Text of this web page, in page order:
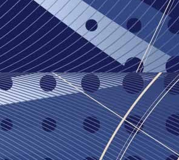
JUL
3
האוטיסטים. אם אתם מסוגלים להסביר מה
בעיה
מהמופעים שהעלה, כי "אני, אני שפוי! אם המדינה
את זה". המציאות של מדינת ישראל היא אבסורדית,
האבסורדי הזה היא טרגדיה. אוטיסטים הם
שהם מסוכנים, כי אם משום שהמרחב שאינו מונגש
בסכנות רבות. לא צריך לשמור עליהם וגם לא
להנגיש עבורם, זה הכל.
JUL
2019. כששוטרים תוקפים אוטיסט, "הקהילה"